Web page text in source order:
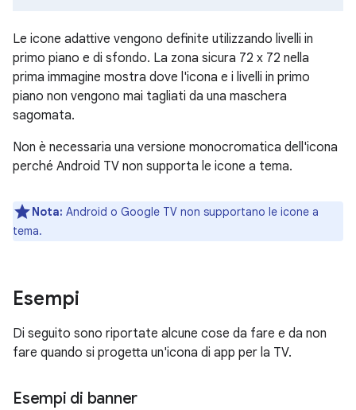
Le icone adattive vengono definite utilizzando livelli in
primo piano e di sfondo. La zona sicura 72 x 72 nella
prima immagine mostra dove l'icona e i livelli in primo
piano non vengono mai tagliati da una maschera
sagomata.
Non è necessaria una versione monocromatica dell'icona
perché Android TV non supporta le icone a tema.
Nota: Android o Google TV non supportano le icone a
tema.
Esempi
Di seguito sono riportate alcune cose da fare e da non
fare quando si progetta un'icona di app per la TV.
Esempi di banner